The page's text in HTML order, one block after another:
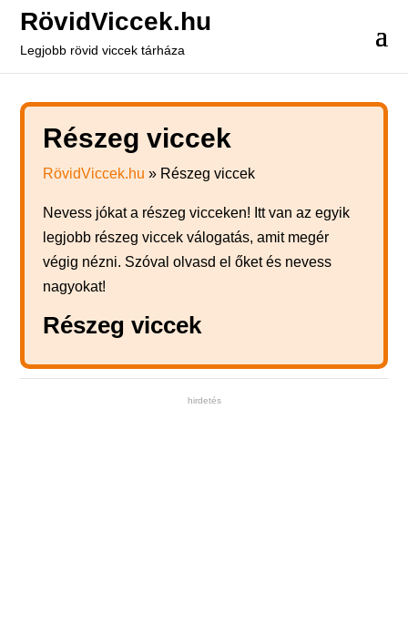
RövidViccek.hu
Legjobb rövid viccek tárháza
Részeg viccek
RövidViccek.hu » Részeg viccek
Nevess jókat a részeg vicceken! Itt van az egyik
legjobb részeg viccek válogatás, amit megér
végig nézni. Szóval olvasd el őket és nevess
nagyokat!
Részeg viccek
hirdetés